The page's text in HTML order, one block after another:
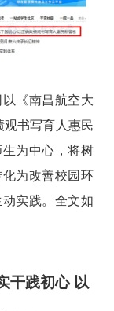
《南昌航空大
观书写育人惠民
为中心，将树
为改善校园环
实践。全文如
干践初心 以